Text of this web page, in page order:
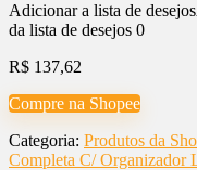
Adicionar a lista de desejos
da lista de desejos 0
R$ 137,62
Compre na Shopee
Categoria: Produtos da
Completa C/ Organizador